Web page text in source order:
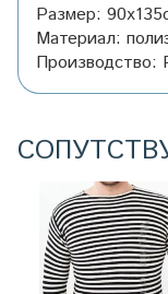
Размер:
Материал:
Производство: